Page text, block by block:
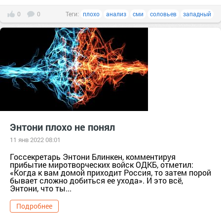
0 0 Теги: плохо анализ сми соловьев западный
Энтони плохо не понял
11 янв 2022 08:01
Госсекретарь Энтони Блинкен, комментируя
прибытие миротворческих войск ОДКБ, отметил:
«Когда к вам домой приходит Россия, то затем порой
бывает сложно добиться ее ухода». И это всё,
Энтони, что ты...
Подробнее